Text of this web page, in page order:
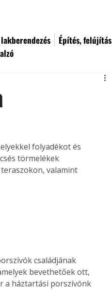
Építés, felújítás
folyadékot és
törmelékek
valamint
családjának
bevethetőek ott,
a háztartási porszívónk